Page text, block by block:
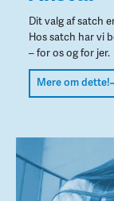
Dit valg af satch
Hos satch har vi
– for os og for jer.
Mere om dette!